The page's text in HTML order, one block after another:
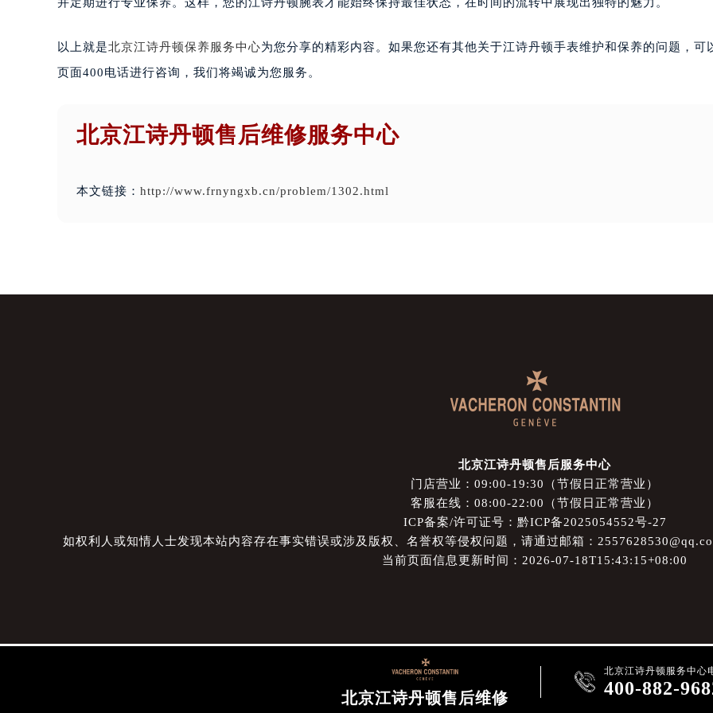
以上就是北京江诗丹顿保养服务中心为您分享的精彩内容。如果您还有其他关于江诗丹顿手表维护和保养的问题，可
页面400电话进行咨询，我们将竭诚为您服务。
北京江诗丹顿售后维修服务中心
本文链接： http://www.frnyngxb.cn/problem/1302.html
北京江诗丹顿售后服务中心
门店营业：09:00-19:30（节假日正常营业）
客服在线：08:00-22:00（节假日正常营业）
ICP备案/许可证号：黔ICP备2025054552号-27
如权利人或知情人士发现本站内容存在事实错误或涉及版权、名誉权等侵权问题，请通过邮箱：
当前页面信息更新时间：2026-07-18T15:43:15+08:00
北京江诗丹顿售后维修
 北京江诗丹顿服务中心
400-882-